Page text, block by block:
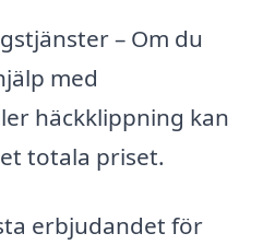
– Om du
med
häckklippning kan
totala priset.
erbjudandet för